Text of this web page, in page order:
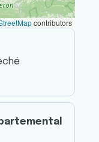
contributors